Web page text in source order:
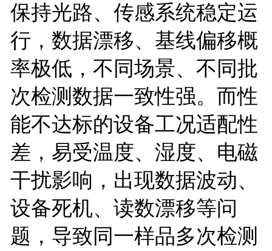
保持光路、传感系统稳定运
行，数据漂移、基线偏移概
率极低，不同场景、不同批
次检测数据一致性强。而性
能不达标的设备工况适配性
差，易受温度、湿度、电磁
干扰影响，出现数据波动、
设备死机、读数漂移等问
题，导致同一样品多次检测